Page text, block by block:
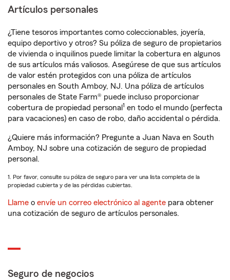
Artículos personales
¿Tiene tesoros importantes como coleccionables, joyería,
equipo deportivo y otros? Su póliza de seguro de propietarios
de vivienda o inquilinos puede limitar la cobertura en algunos
de sus artículos más valiosos. Asegúrese de que sus artículos
de valor estén protegidos con una póliza de artículos
personales en South Amboy, NJ. Una póliza de artículos
personales de State Farm® puede incluso proporcionar
cobertura de propiedad personal 1 en todo el mundo (perfecta
para vacaciones) en caso de robo, daño accidental o pérdida.
¿Quiere más información? Pregunte a Juan Nava en South
Amboy, NJ sobre una cotización de seguro de propiedad
personal.
1. Por favor, consulte su póliza de seguro para ver una lista completa de la
propiedad cubierta y de las pérdidas cubiertas.
Llame o envíe un correo electrónico al agente para obtener
una cotización de seguro de artículos personales.
Seguro de negocios